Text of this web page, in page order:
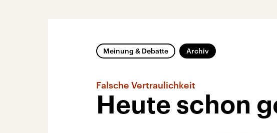
Meinung & Debatte Archiv
Falsche Vertraulichkeit
Heute schon